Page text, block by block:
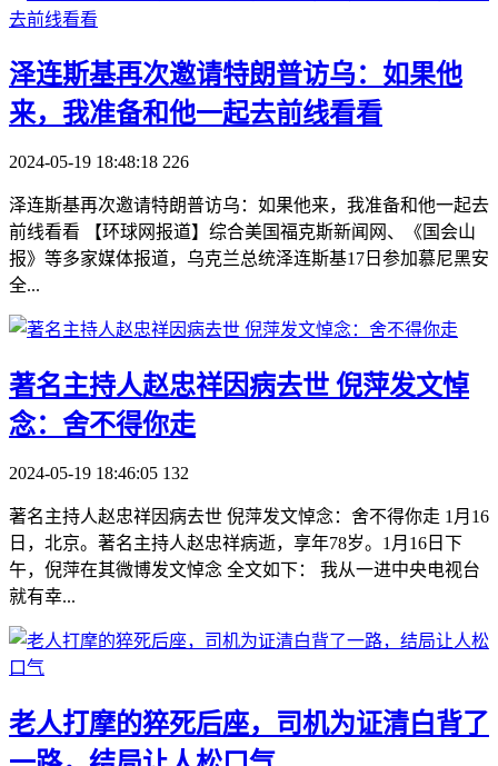
​泽连斯基再次邀请特朗普访乌：如果他
来，我准备和他一起去前线看看
2024-05-19 18:48:18 226
泽连斯基再次邀请特朗普访乌：如果他来，我准备和他一起去
前线看看 【环球网报道】综合美国福克斯新闻网、《国会山
报》等多家媒体报道，乌克兰总统泽连斯基17日参加慕尼黑安
全...
​著名主持人赵忠祥因病去世 倪萍发文悼
念：舍不得你走
2024-05-19 18:46:05 132
著名主持人赵忠祥因病去世 倪萍发文悼念：舍不得你走 1月16
日，北京。著名主持人赵忠祥病逝，享年78岁。1月16日下
午，倪萍在其微博发文悼念 全文如下： 我从一进中央电视台
就有幸...
​老人打摩的猝死后座，司机为证清白背了